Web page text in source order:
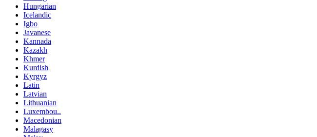
Hungarian
Icelandic
Igbo
Javanese
Kannada
Kazakh
Khmer
Kurdish
Kyrgyz
Latin
Latvian
Lithuanian
Luxembou..
Macedonian
Malagasy